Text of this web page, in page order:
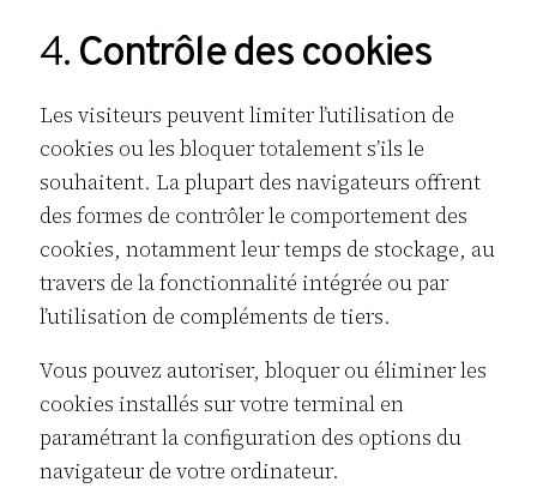
4. Contrôle des cookies
Les visiteurs peuvent limiter l’utilisation de
cookies ou les bloquer totalement s’ils le
souhaitent. La plupart des navigateurs offrent
des formes de contrôler le comportement des
cookies, notamment leur temps de stockage, au
travers de la fonctionnalité intégrée ou par
l’utilisation de compléments de tiers.
Vous pouvez autoriser, bloquer ou éliminer les
cookies installés sur votre terminal en
paramétrant la configuration des options du
navigateur de votre ordinateur.